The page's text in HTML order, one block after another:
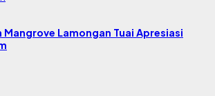
Mangrove Lamongan Tuai Apresiasi